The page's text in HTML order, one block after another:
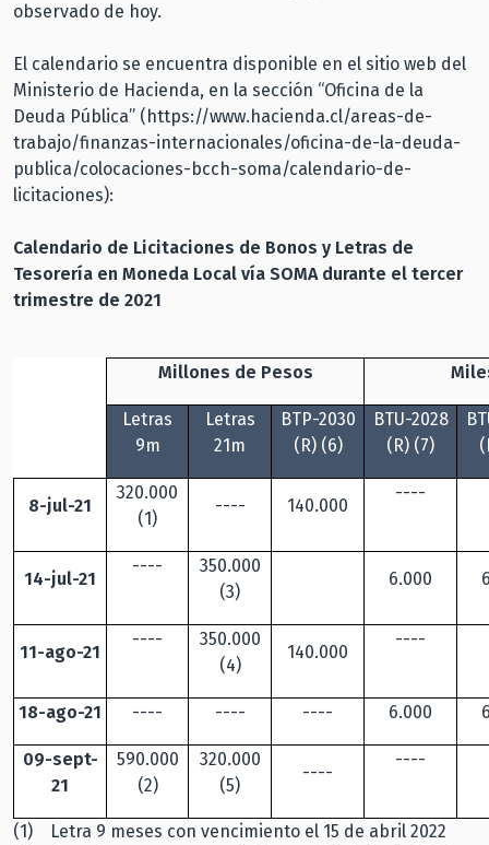
observado de hoy.
El calendario se encuentra disponible en el sitio web del
Ministerio de Hacienda, en la sección “Oficina de la
Deuda Pública” (https://www.hacienda.cl/areas-de-
trabajo/finanzas-internacionales/oficina-de-la-deuda-
publica/colocaciones-bcch-soma/calendario-de-
licitaciones):
Calendario de Licitaciones de Bonos y Letras de
Tesorería en Moneda Local vía SOMA durante el tercer
trimestre de 2021
Millones de Pesos
Letras
9m
Letras
21m
BTP-2030
(R) (6)
BTU-2028
(R) (7)
8-jul-21
320.000
(1)
---- 140.000
----
14-jul-21
----
350.000
(3)
6.000
11-ago-21
----
350.000
(4)
140.000
----
18-ago-21 ---- ---- ---- 6.000
09-sept-
21
590.000
(2)
320.000
(5)
----
----
(1) Letra 9 meses con vencimiento el 15 de abril 2022